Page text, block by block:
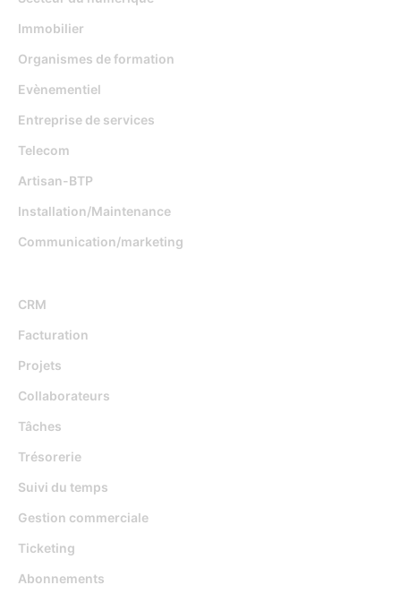
Immobilier
Organismes de formation
Evènementiel
Entreprise de services
Telecom
Artisan-BTP
Installation/Maintenance
Communication/marketing
CRM
Facturation
Projets
Collaborateurs
Tâches
Trésorerie
Suivi du temps
Gestion commerciale
Ticketing
Abonnements